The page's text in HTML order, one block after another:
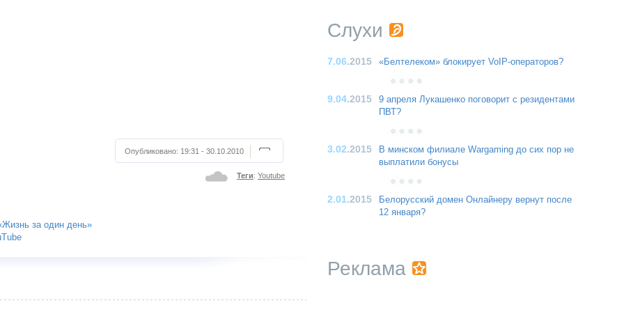
Опубликовано: 19:31 - 30.10.2010
Теги: Youtube
за один день»
Слухи
7.06.2015 «Белтелеком» блокирует VoIP-операторов?
9.04.2015
9 апреля Лукашенко поговорит с резидентами
ПВТ?
3.02.2015
В минском филиале Wargaming до сих пор не
выплатили бонусы
2.01.2015
Белорусский домен Онлайнеру вернут после
12 января?
Реклама